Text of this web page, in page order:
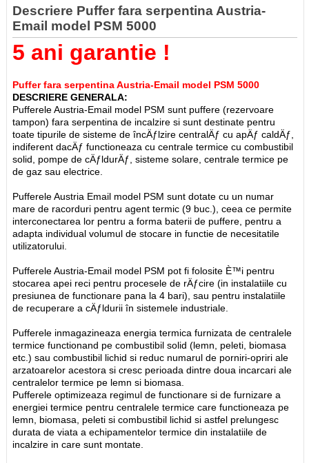
Descriere Puffer fara serpentina Austria-
Email model PSM 5000
5 ani garantie !
Puffer fara serpentina Austria-Email model PSM 5000
DESCRIERE GENERALA:
Pufferele Austria-Email model PSM sunt puffere (rezervoare
tampon) fara serpentina de incalzire si sunt destinate pentru
toate tipurile de sisteme de încÄƒlzire centralÄƒ cu apÄƒ caldÄƒ,
indiferent dacÄƒ functioneaza cu centrale termice cu combustibil
solid, pompe de cÄƒldurÄƒ, sisteme solare, centrale termice pe
de gaz sau electrice.
Pufferele Austria Email model PSM sunt dotate cu un numar
mare de racorduri pentru agent termic (9 buc.), ceea ce permite
interconectarea lor pentru a forma baterii de puffere, pentru a
adapta individual volumul de stocare in functie de necesitatile
utilizatorului.
Pufferele Austria-Email model PSM pot fi folosite È™i pentru
stocarea apei reci pentru procesele de rÄƒcire (in instalatiile cu
presiunea de functionare pana la 4 bari), sau pentru instalatiile
de recuperare a cÄƒldurii în sistemele industriale.
Pufferele inmagazineaza energia termica furnizata de centralele
termice functionand pe combustibil solid (lemn, peleti, biomasa
etc.) sau combustibil lichid si reduc numarul de porniri-opriri ale
arzatoarelor acestora si cresc perioada dintre doua incarcari ale
centralelor termice pe lemn si biomasa.
Pufferele optimizeaza regimul de functionare si de furnizare a
energiei termice pentru centralele termice care functioneaza pe
lemn, biomasa, peleti si combustibil lichid si astfel prelungesc
durata de viata a echipamentelor termice din instalatiile de
incalzire in care sunt montate.